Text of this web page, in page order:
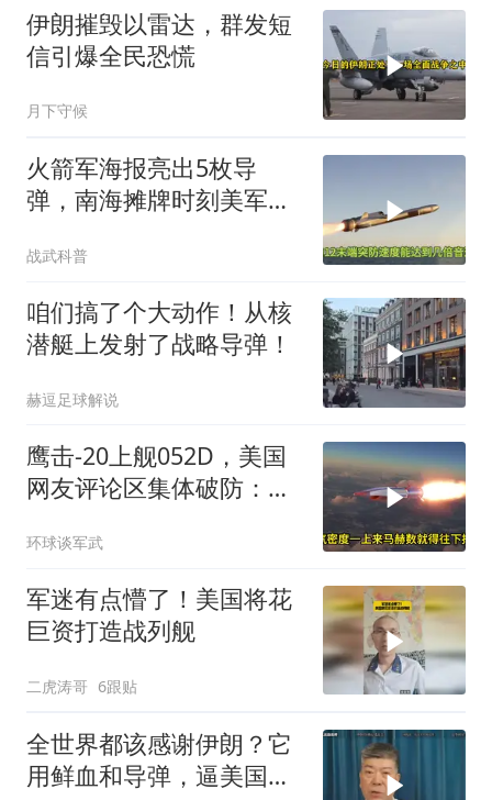
伊朗摧毁以雷达，群发短
信引爆全民恐慌
月下守候
火箭军海报亮出5枚导
弹，南海摊牌时刻美军拦
战武科普
咱们搞了个大动作！从核
潜艇上发射了战略导弹！
赫逗足球解说
鹰击-20上舰052D，美国
网友评论区集体破防：他
己船上
环球谈军武
军迷有点懵了！美国将花
巨资打造战列舰
二虎涛哥 6跟贴
全世界都该感谢伊朗？它
用鲜血和导弹，逼美国亮